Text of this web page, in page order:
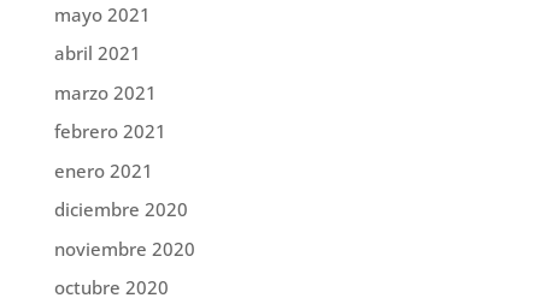
mayo 2021
abril 2021
marzo 2021
febrero 2021
enero 2021
diciembre 2020
noviembre 2020
octubre 2020